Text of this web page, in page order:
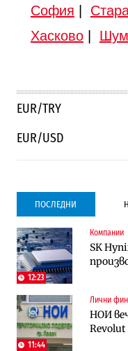
София
Хасково|
EUR/TRY
EUR/USD
ПОСЛЕДНИ
12:23
Компании
SK
11:44
Лични
НОИ
Revolut
Компании
90%
Компании
90%
To:know
в лева: